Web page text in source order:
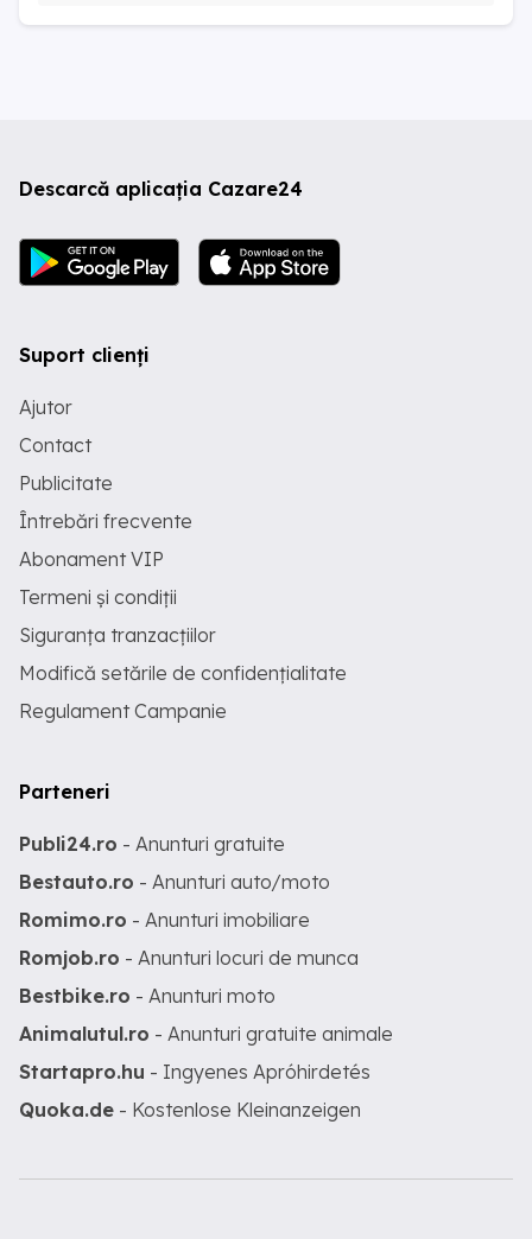
Descarcă aplicația Cazare24
Suport clienți
Ajutor
Contact
Publicitate
Întrebări frecvente
Abonament VIP
Termeni și condiții
Siguranța tranzacțiilor
Modifică setările de confidențialitate
Regulament Campanie
Parteneri
Publi24.ro - Anunturi gratuite
Bestauto.ro - Anunturi auto/moto
Romimo.ro - Anunturi imobiliare
Romjob.ro - Anunturi locuri de munca
Bestbike.ro - Anunturi moto
Animalutul.ro - Anunturi gratuite animale
Startapro.hu - Ingyenes Apróhirdetés
Quoka.de - Kostenlose Kleinanzeigen